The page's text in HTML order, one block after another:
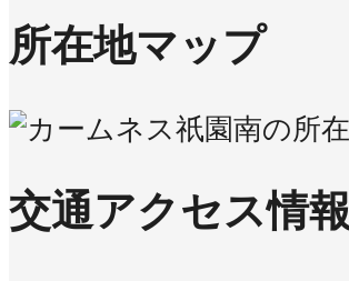
所在地マップ
交通アクセス情報